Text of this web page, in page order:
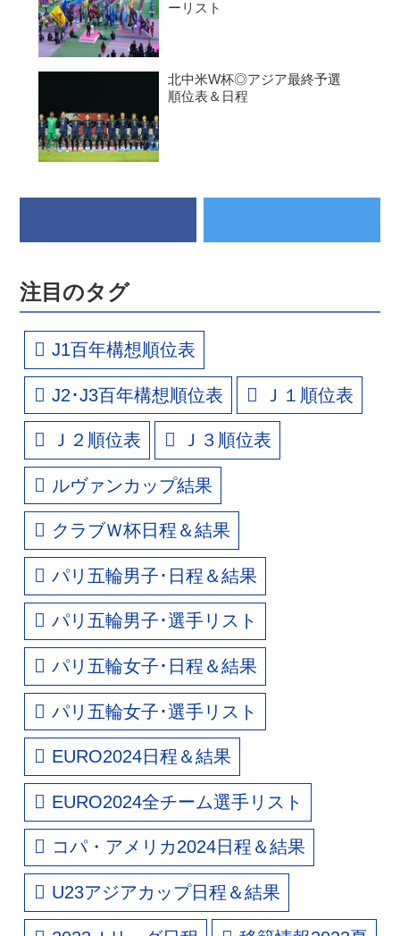
ーリスト
北中米W杯◎アジア最終予選
順位表＆日程
注目のタグ
J1百年構想順位表
J2･J3百年構想順位表 Ｊ１順位表
Ｊ２順位表 Ｊ３順位表
ルヴァンカップ結果
クラブＷ杯日程＆結果
パリ五輪男子･日程＆結果
パリ五輪男子･選手リスト
パリ五輪女子･日程＆結果
パリ五輪女子･選手リスト
EURO2024日程＆結果
EURO2024全チーム選手リスト
コパ・アメリカ2024日程＆結果
U23アジアカップ日程＆結果